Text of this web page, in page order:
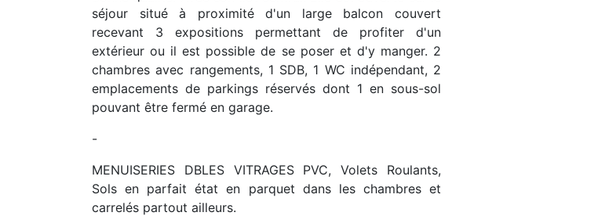
séjour situé à proximité d'un large balcon couvert
recevant 3 expositions permettant de profiter d'un
extérieur ou il est possible de se poser et d'y manger. 2
chambres avec rangements, 1 SDB, 1 WC indépendant, 2
emplacements de parkings réservés dont 1 en sous-sol
pouvant être fermé en garage.
-
MENUISERIES DBLES VITRAGES PVC, Volets Roulants,
Sols en parfait état en parquet dans les chambres et
carrelés partout ailleurs.